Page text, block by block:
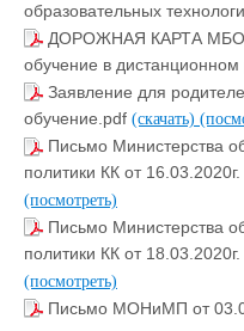
образовательных
ДОРОЖНАЯ КАРТА
обучение в
Заявление для
обучение.pdf (скачать)
Письмо Министерства
политики КК от
(посмотреть)
Письмо Министерства
политики КК от
(посмотреть)
Письмо МОНиМП от